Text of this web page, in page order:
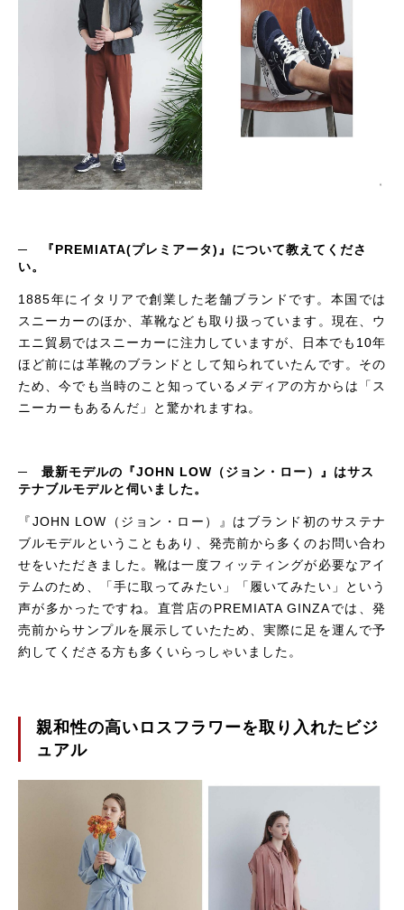
─ 『PREMIATA(プレミアータ)』について教えてくださ
い。
1885年にイタリアで創業した老舗ブランドです。本国では
スニーカーのほか、革靴なども取り扱っています。現在、ウ
エニ貿易ではスニーカーに注力していますが、日本でも10年
ほど前には革靴のブランドとして知られていたんです。その
ため、今でも当時のこと知っているメディアの方からは「ス
ニーカーもあるんだ」と驚かれますね。
─ 最新モデルの『JOHN LOW （ジョン・ロー）』はサス
テナブルモデルと伺いました。
『JOHN LOW （ジョン・ロー）』はブランド初のサステナ
ブルモデルということもあり、発売前から多くのお問い合わ
せをいただきました。靴は一度フィッティングが必要なアイ
テムのため、「手に取ってみたい」「履いてみたい」という
声が多かったですね。直営店のPREMIATAGINZAでは、発
売前からサンプルを展示していたため、実際に足を運んで予
約してくださる方も多くいらっしゃいました。
親和性の高いロスフラワーを取り入れたビジ
ュアル